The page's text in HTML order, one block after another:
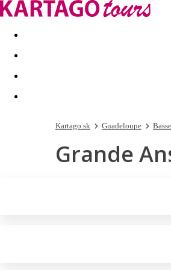
Last minute Dovolenkové kluby
Kartago.sk Guadeloupe
Grande